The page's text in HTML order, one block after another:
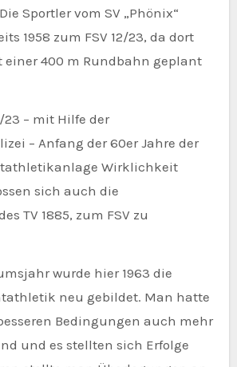
Sportler vom SV „Phönix“
1958 zum FSV 12/23, da dort
einer 400 m Rundbahn geplant
23 – mit Hilfe der
– Anfang der 60er Jahre der
Wirklichkeit
sich auch die
TV 1885, zum FSV zu
wurde hier 1963 die
neu gebildet. Man hatte
Bedingungen auch mehr
und es stellten sich Erfolge